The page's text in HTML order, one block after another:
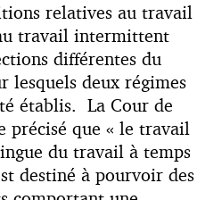
relatives au travail
travail intermittent
différentes du
lesquels deux régimes
établis. La Cour de
précisé que « le travail
du travail à temps
destiné à pourvoir des